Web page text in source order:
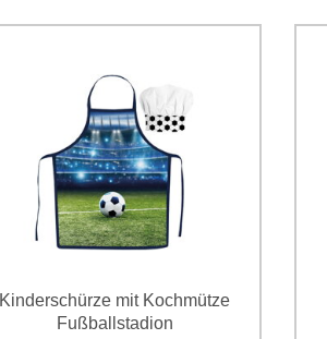
Kinderschürze mit Kochmütze
Fußballstadion